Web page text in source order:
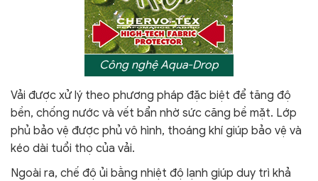
Công nghệ Aqua-Drop
Vải được xử lý theo phương pháp đặc biệt để tăng độ
bền, chống nước và vết bẩn nhờ sức căng bề mặt. Lớp
phủ bảo vệ được phủ vô hình, thoáng khí giúp bảo vệ và
kéo dài tuổi thọ của vải.
Ngoài ra, chế độ ủi bằng nhiệt độ lạnh giúp duy trì khả